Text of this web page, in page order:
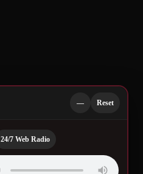
— Reset
24/7 Web Radio